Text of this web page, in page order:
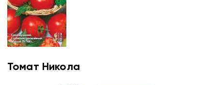
Томат Никола